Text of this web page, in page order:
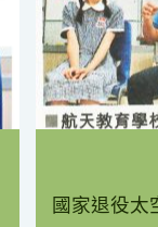
國家退役太